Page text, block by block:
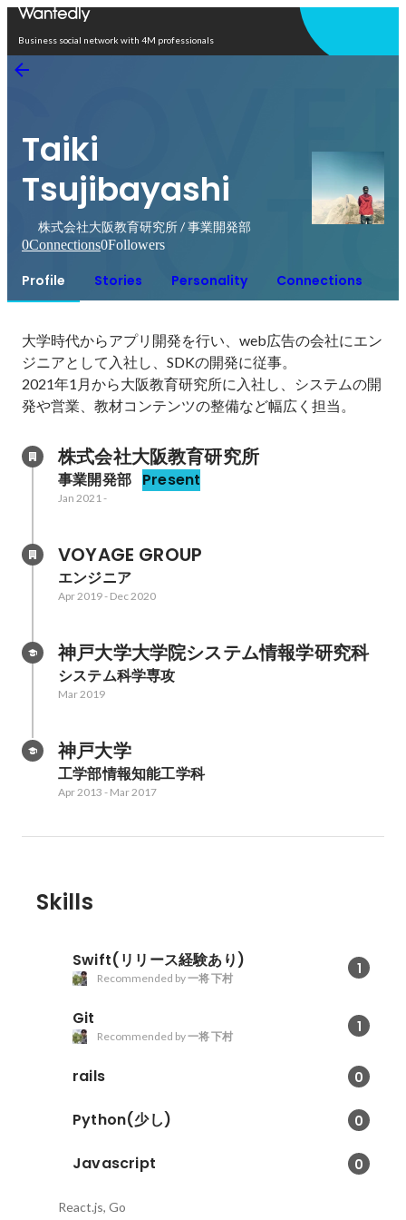
Business social network with 4M professionals
Taiki
Tsujibayashi
株式会社大阪教育研究所 / 事業開発部
0Connections0Followers
Profile Stories Personality Connections
大学時代からアプリ開発を行い、web広告の会社にエン
ジニアとして入社し、SDKの開発に従事。
2021年1月から大阪教育研究所に入社し、システムの開
発や営業、教材コンテンツの整備など幅広く担当。
株式会社大阪教育研究所
事業開発部 Present
Jan 2021-
VOYAGE GROUP
エンジニア
Apr 2019- Dec 2020
神戸大学大学院システム情報学研究科
システム科学専攻
Mar 2019
神戸大学
工学部情報知能工学科
Apr 2013 - Mar 2017
Skills
Swift(リリース経験あり) 1
Recommended by一将 下村
Git 1
Recommended by一将 下村
rails 0
Python(少し) 0
Javascript 0
React.js, Go